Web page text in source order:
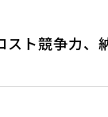
スト競争力、